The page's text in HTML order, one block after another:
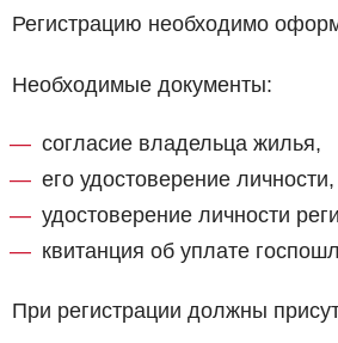
Регистрацию необходимо
Необходимые документы:
согласие владельца жилья,
его удостоверение личности,
удостоверение личности
квитанция об уплате
При регистрации должны